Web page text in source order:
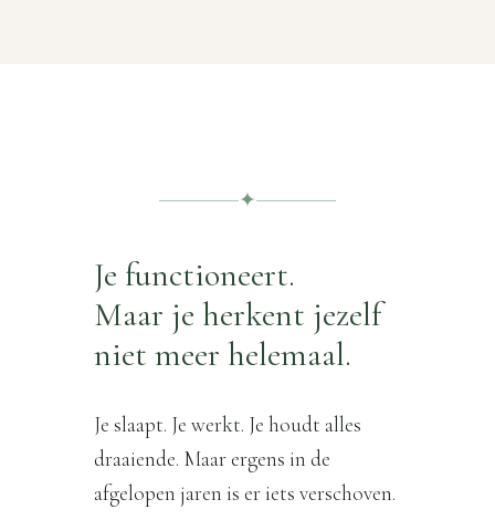
✦
Je functioneert.
Maar je herkent jezelf
niet meer helemaal.
Je slaapt. Je werkt. Je houdt alles
draaiende. Maar ergens in de
afgelopen jaren is er iets verschoven.